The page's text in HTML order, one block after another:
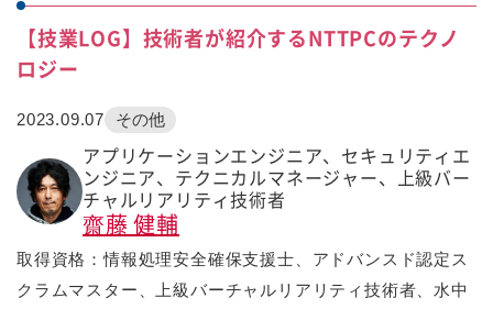
【技業LOG】技術者が紹介するNTTPCのテクノ
ロジー
2023.09.07 その他
アプリケーションエンジニア、セキュリティエ
ンジニア、テクニカルマネージャー、上級バー
チャルリアリティ技術者
齋藤 健輔
取得資格：情報処理安全確保支援士、アドバンスド認定ス
クラムマスター、上級バーチャルリアリティ技術者、水中